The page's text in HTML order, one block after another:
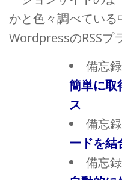
かと色々調べている
WordpressのRSSプ
備忘
簡単に取
ス
備忘
ードを結
備忘